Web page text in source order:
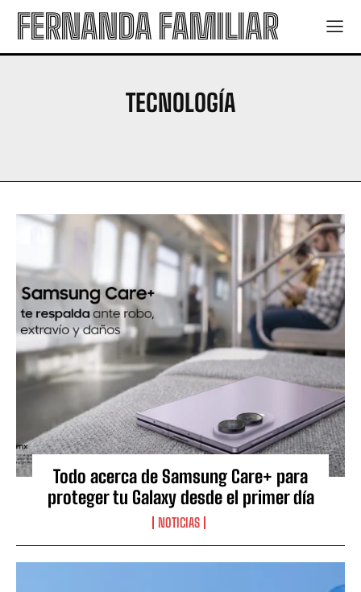
FERNANDA FAMILIAR
TECNOLOGÍA
Todo acerca de Samsung Care+ para
proteger tu Galaxy desde el primer día
NOTICIAS